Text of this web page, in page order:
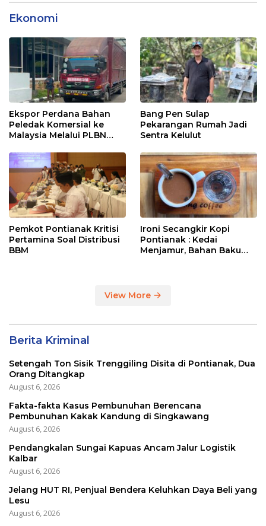
Ekonomi
Ekspor Perdana Bahan
Peledak Komersial ke
Malaysia Melalui PLBN
Bang Pen Sulap
Pekarangan Rumah Jadi
Sentra Kelulut
Pemkot Pontianak Kritisi
Pertamina Soal Distribusi
BBM
Ironi Secangkir Kopi
Pontianak : Kedai
Menjamur, Bahan Baku
View More
Berita Kriminal
Setengah Ton Sisik Trenggiling Disita di Pontianak, Dua
Orang Ditangkap
August 6, 2026
Fakta-fakta Kasus Pembunuhan Berencana
Pembunuhan Kakak Kandung di Singkawang
August 6, 2026
Pendangkalan Sungai Kapuas Ancam Jalur Logistik
Kalbar
August 6, 2026
Jelang HUT RI, Penjual Bendera Keluhkan Daya Beli yang
Lesu
August 6, 2026